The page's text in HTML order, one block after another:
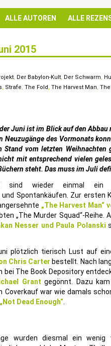
ALLE AUTOREN ALLE
2015
, Der Babylon-Kult, Der Schwarm,
, Strafe, The Fold, The Harvest Man,
Juni ist im Blick auf den
Neuzugänge des Vormonats
Stand vom letzten
mit entsprechend vielen
steht. Das muss im Juli
sind wieder einmal ein
und Spontankäufen. Zur ersten
„The Harvest Man“
„The Murder Squad“-
Nesser und Paula Polanski
plötzlich tierisch Lust auf
Chris Carter bestellt. Nach
bei The Book Depository
Grant gegönnt. Dazu
Coverkauf war wie damals
„Not Dead Enough“
wurden diesmal ein wenig